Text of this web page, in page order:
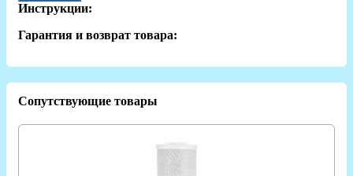
Инструкции:
Гарантия и возврат товара:
Сопутствующие товары